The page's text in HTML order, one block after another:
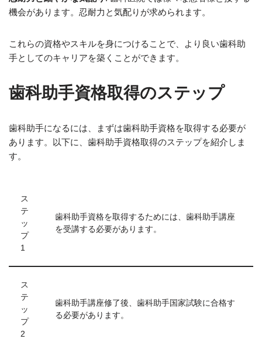
機会があります。忍耐力と気配りが求められます。
これらの資格やスキルを身につけることで、より良い歯科助
手としてのキャリアを築くことができます。
歯科助手資格取得のステップ
歯科助手になるには、まずは歯科助手資格を取得する必要が
あります。以下に、歯科助手資格取得のステップを紹介しま
す。
ス
テ
ッ
プ
1
歯科助手資格を取得するためには、歯科助手講座
を受講する必要があります。
ス
テ
ッ
プ
2
歯科助手講座修了後、歯科助手国家試験に合格す
る必要があります。